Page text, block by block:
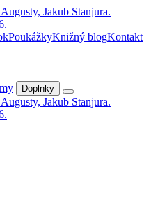
PoukážkyKnižný blogKontakt
Doplnky